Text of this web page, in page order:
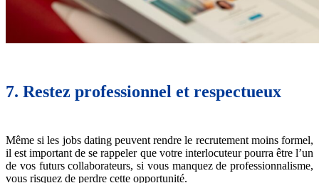
7. Restez professionnel et respectueux
Même si les jobs dating peuvent rendre le recrutement moins formel,
il est important de se rappeler que votre interlocuteur pourra être l’un
de vos futurs collaborateurs, si vous manquez de professionnalisme,
vous risquez de perdre cette opportunité.